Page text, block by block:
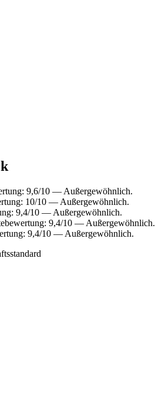
9,6/10 — Außergewöhnlich.
10/10 — Außergewöhnlich.
9,4/10 — Außergewöhnlich.
9,4/10 — Außergewöhnlich.
9,4/10 — Außergewöhnlich.